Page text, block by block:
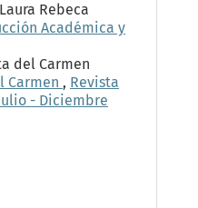
Rebeca
Académica y
del Carmen
Carmen , Revista
- Diciembre